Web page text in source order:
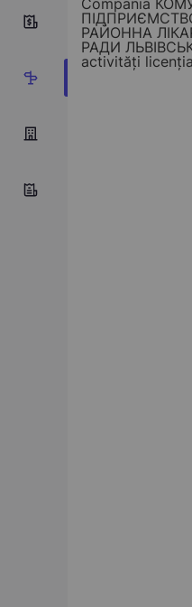
0
Compania
РАЙОННА
РАДИ
activități